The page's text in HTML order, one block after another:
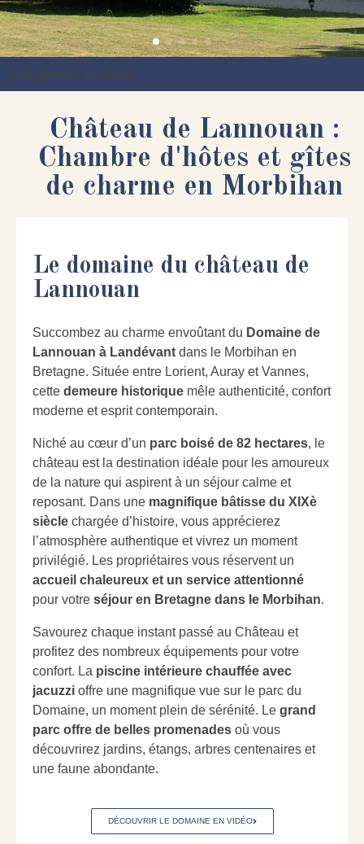
Chargement en cours...
Château de Lannouan :
Chambre d'hôtes et gîtes
de charme en Morbihan
Le domaine du château de
Lannouan
Succombez au charme envoûtant du Domaine de
Lannouan à Landévant dans le Morbihan en
Bretagne. Située entre Lorient, Auray et Vannes,
cette demeure historique mêle authenticité, confort
moderne et esprit contemporain.
Niché au cœur d’un parc boisé de 82 hectares, le
château est la destination idéale pour les amoureux
de la nature qui aspirent à un séjour calme et
reposant. Dans une magnifique bâtisse du XIXè
siècle chargée d’histoire, vous apprécierez
l’atmosphère authentique et vivrez un moment
privilégié. Les propriétaires vous réservent un
accueil chaleureux et un service attentionné
pour votre séjour en Bretagne dans le Morbihan.
Savourez chaque instant passé au Château et
profitez des nombreux équipements pour votre
confort. La piscine intérieure chauffée avec
jacuzzi offre une magnifique vue sur le parc du
Domaine, un moment plein de sérénité. Le grand
parc offre de belles promenades où vous
découvrirez jardins, étangs, arbres centenaires et
une faune abondante.
DÉCOUVRIR LE DOMAINE EN VIDÉO